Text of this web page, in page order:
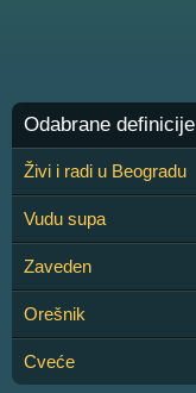
Odabrane definicije
Živi i radi u Beogradu
Vudu supa
Zaveden
Orešnik
Cveće